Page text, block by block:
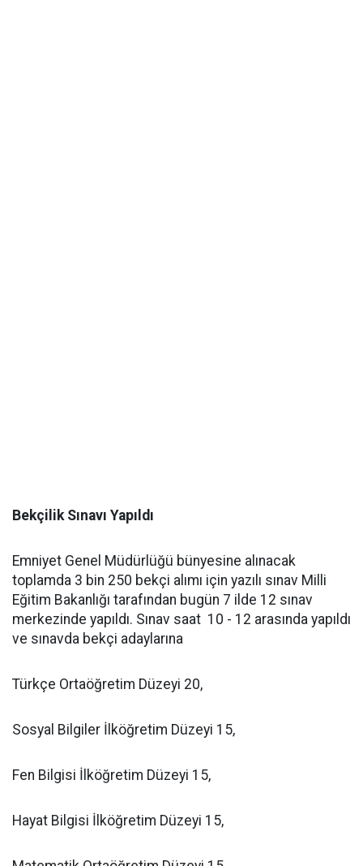
Bekçilik Sınavı Yapıldı
Emniyet Genel Müdürlüğü bünyesine alınacak
toplamda 3 bin 250 bekçi alımı için yazılı sınav Milli
Eğitim Bakanlığı tarafından bugün 7 ilde 12 sınav
merkezinde yapıldı. Sınav saat 10 - 12 arasında yapıldı
ve sınavda bekçi adaylarına
Türkçe Ortaöğretim Düzeyi 20,
Sosyal Bilgiler İlköğretim Düzeyi 15,
Fen Bilgisi İlköğretim Düzeyi 15,
Hayat Bilgisi İlköğretim Düzeyi 15,